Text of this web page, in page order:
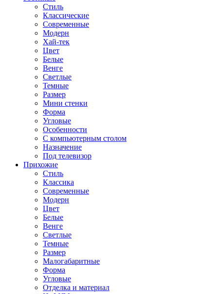
Стиль
Классические
Современные
Модерн
Хай-тек
Цвет
Белые
Венге
Светлые
Темные
Размер
Мини стенки
Форма
Угловые
Особенности
С компьютерным столом
Назначение
Под телевизор
Прихожие
Стиль
Классика
Современные
Модерн
Цвет
Белые
Венге
Светлые
Темные
Размер
Малогабаритные
Форма
Угловые
Отделка и материал